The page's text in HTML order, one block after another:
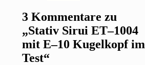
3 Kommentare zu
„Stativ Sirui ET–1004
mit E–10 Kugelkopf im
Test“